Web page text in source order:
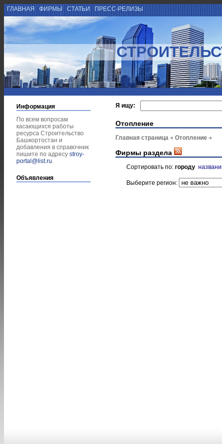
ГЛАВНАЯ ФИРМЫ СТАТЬИ ПРЕСС-РЕЛИЗЫ
Информация
По всем вопросам
касающихся работы
ресурса Строительство
Башкортостан и
добавления в справочник
пишите по адресу stroy-
portal@list.ru.
Объявления
Я ищу:
Отопление
Главная страница Отопление
Фирмы раздела
Сортировать по: городу
Выберите регион: